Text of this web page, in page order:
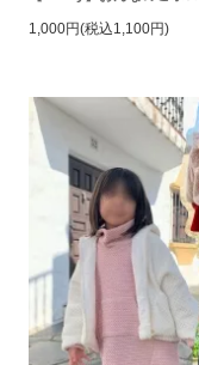
1,000円(税込1,100円)